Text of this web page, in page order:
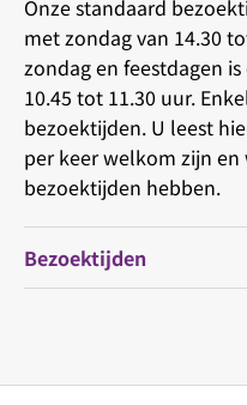
Onze standaard
met zondag van 14.30
zondag en feestdagen
10.45 tot 11.30 uur.
bezoektijden. U leest
per keer welkom zijn
bezoektijden hebben.
Bezoektijden